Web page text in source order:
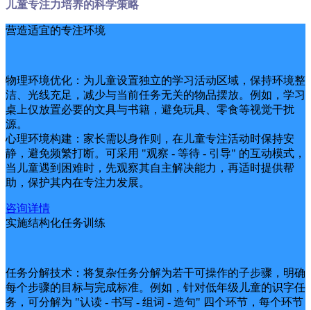
儿童专注力培养的科学策略
营造适宜的专注环境
物理环境优化：为儿童设置独立的学习活动区域，保持环境整
洁、光线充足，减少与当前任务无关的物品摆放。例如，学习
桌上仅放置必要的文具与书籍，避免玩具、零食等视觉干扰
源。
心理环境构建：家长需以身作则，在儿童专注活动时保持安
静，避免频繁打断。可采用 "观察 - 等待 - 引导" 的互动模式，
当儿童遇到困难时，先观察其自主解决能力，再适时提供帮
助，保护其内在专注力发展。
咨询详情
实施结构化任务训练
任务分解技术：将复杂任务分解为若干可操作的子步骤，明确
每个步骤的目标与完成标准。例如，针对低年级儿童的识字任
务，可分解为 "认读 - 书写 - 组词 - 造句" 四个环节，每个环节